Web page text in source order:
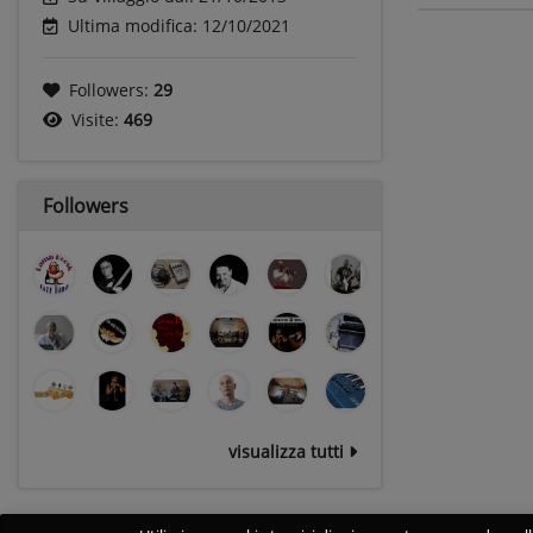
Ultima modifica: 12/10/2021
Followers: 29
Visite: 469
Followers
visualizza tutti